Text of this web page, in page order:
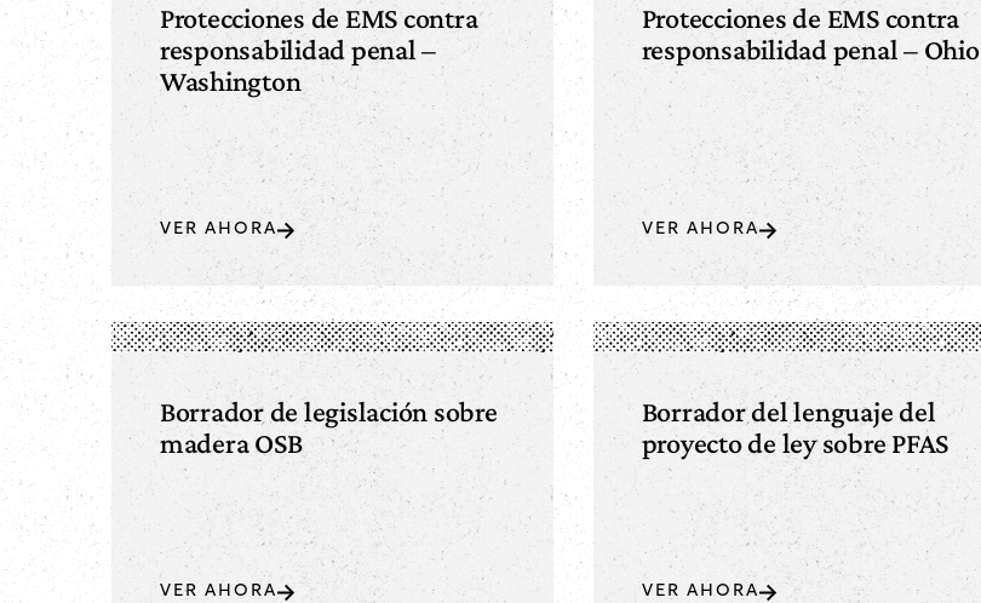
Protecciones de EMS contra
responsabilidad penal –
Washington
VER AHORA
Protecciones de EMS contra
responsabilidad penal – Ohio
VER AHORA
Borrador de legislación sobre
madera OSB
VER AHORA
Borrador del lenguaje del
proyecto de ley sobre PFAS
VER AHORA